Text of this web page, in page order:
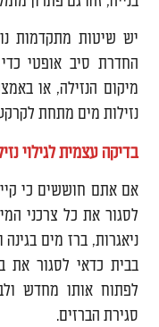
יש שיטות מתקדמות
החדרת סיב אופטי
מיקום הנזילה, או
נזילות מים מתחת
בדיקה עצמית לגילוי
אם אתם חוששים כי
לסגור את כל צרכני
ניאגרות, ברז מים
בבית כדאי לסגור
לפתוח אותו מחדש
סגירת הברזים.